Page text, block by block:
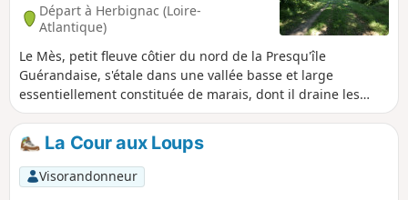
Départ à Herbignac (Loire-
Atlantique)
Le Mès, petit fleuve côtier du nord de la Presqu'île
Guérandaise, s'étale dans une vallée basse et large
essentiellement constituée de marais, dont il draine les
eaux jusqu'à l'océan. Le circuit proposé permet de découvrir
la partie amont de ces marais et de les traverser par le pont
de Gras, qui est une ancienne passerelle antique en pierre.
À réserver aux moments où le niveau d'eau dans le marais
permet l'utilisation des chemins qui le ceinturent.
La Cour aux Loups
Visorandonneur